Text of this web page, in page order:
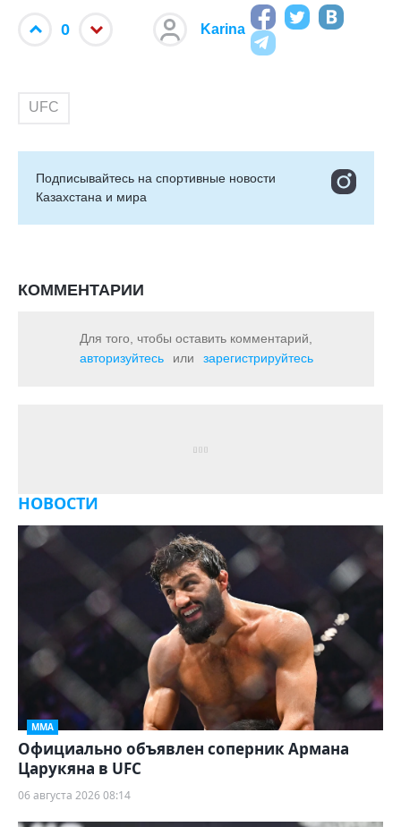
0 Karina
UFC
Подписывайтесь на cпортивные новости
Казахстана и мира
КОММЕНТАРИИ
Для того, чтобы оставить комментарий,
авторизуйтесь
или зарегистрируйтесь
НОВОСТИ
ММА
Официально объявлен соперник Армана
Царукяна в UFC
06 августа 2026 08:14